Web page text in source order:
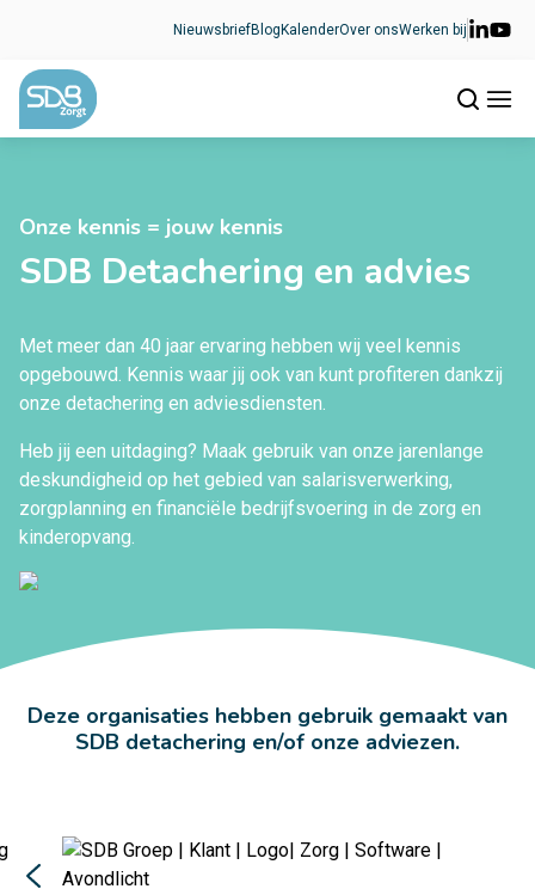
NieuwsbriefBlog KalenderOver onsWerken bij
Onze kennis = jouw kennis
SDB Detachering en advies
Met meer dan 40 jaar ervaring hebben wij veel kennis
opgebouwd. Kennis waar jij ook van kunt profiteren dankzij
onze detachering en adviesdiensten.
Heb jij een uitdaging? Maak gebruik van onze jarenlange
deskundigheid op het gebied van salarisverwerking,
zorgplanning en financiële bedrijfsvoering in de zorg en
kinderopvang.
Deze organisaties hebben gebruik gemaakt van
SDB detachering en/of onze adviezen.